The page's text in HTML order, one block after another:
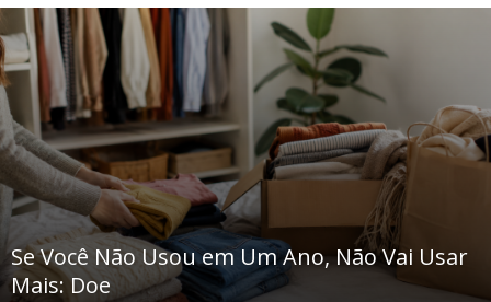
Se Você Não Usou em Um Ano, Não Vai Usar
Mais: Doe